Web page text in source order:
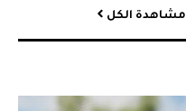
مشاهدة الكل